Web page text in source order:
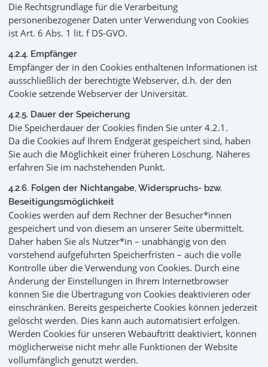
Die Rechtsgrundlage für die Verarbeitung
personenbezogener Daten unter Verwendung von Cookies
ist Art. 6 Abs. 1 lit. f DS-GVO.
4.2.4. Empfänger
Empfänger der in den Cookies enthaltenen Informationen ist
ausschließlich der berechtigte Webserver, d.h. der den
Cookie setzende Webserver der Universität.
4.2.5. Dauer der Speicherung
Die Speicherdauer der Cookies finden Sie unter 4.2.1.
Da die Cookies auf Ihrem Endgerät gespeichert sind, haben
Sie auch die Möglichkeit einer früheren Löschung. Näheres
erfahren Sie im nachstehenden Punkt.
4.2.6. Folgen der Nichtangabe, Widerspruchs- bzw.
Beseitigungsmöglichkeit
Cookies werden auf dem Rechner der Besucher*innen
gespeichert und von diesem an unserer Seite übermittelt.
Daher haben Sie als Nutzer*in – unabhängig von den
vorstehend aufgeführten Speicherfristen – auch die volle
Kontrolle über die Verwendung von Cookies. Durch eine
Änderung der Einstellungen in Ihrem Internetbrowser
können Sie die Übertragung von Cookies deaktivieren oder
einschränken. Bereits gespeicherte Cookies können jederzeit
gelöscht werden. Dies kann auch automatisiert erfolgen.
Werden Cookies für unseren Webauftritt deaktiviert, können
möglicherweise nicht mehr alle Funktionen der Website
vollumfänglich genutzt werden.